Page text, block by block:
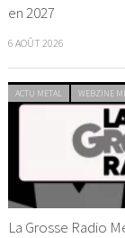
en 2027
6 AOÛT 2026
ACTU METAL WEBZINE
La Grosse Radio